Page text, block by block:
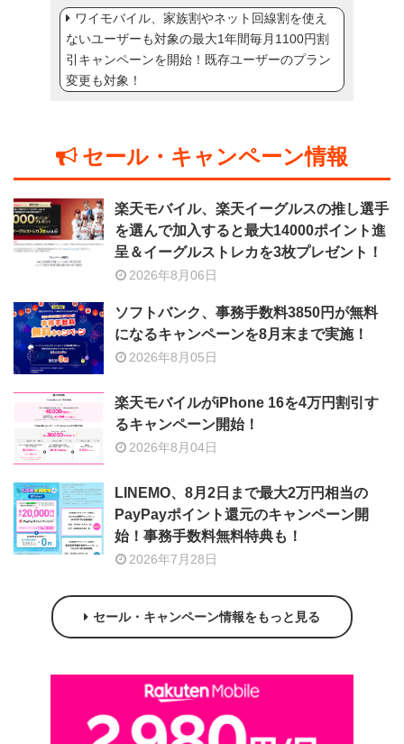
ワイモバイル、家族割やネット回線割を使え
ないユーザーも対象の最大1年間毎月1100円割
引キャンペーンを開始！既存ユーザーのプラン
変更も対象！
セール・キャンペーン情報
楽天モバイル、楽天イーグルスの推し選手
を選んで加入すると最大14000ポイント進
呈＆イーグルストレカを3枚プレゼント！
2026年8月06日
ソフトバンク、事務手数料3850円が無料
になるキャンペーンを8月末まで実施！
2026年8月05日
楽天モバイルがiPhone 16を4万円割引す
るキャンペーン開始！
2026年8月04日
LINEMO、8月2日まで最大2万円相当の
PayPayポイント還元のキャンペーン開
始！事務手数料無料特典も！
2026年7月28日
セール・キャンペーン情報をもっと見る